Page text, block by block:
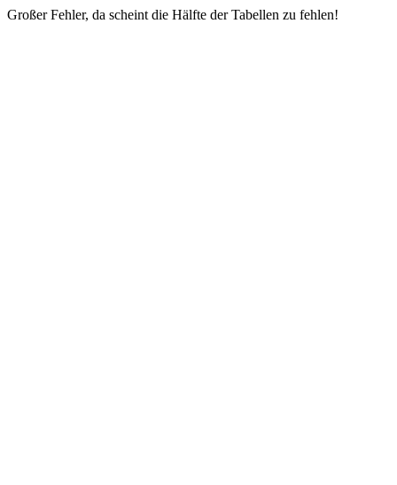
Großer Fehler, da scheint die Hälfte der Tabellen zu fehlen!